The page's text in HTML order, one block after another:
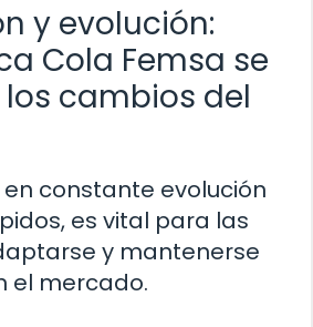
y evolución:
Cola Femsa se
cambios del
en constante evolución
es vital para las
y mantenerse
el mercado.